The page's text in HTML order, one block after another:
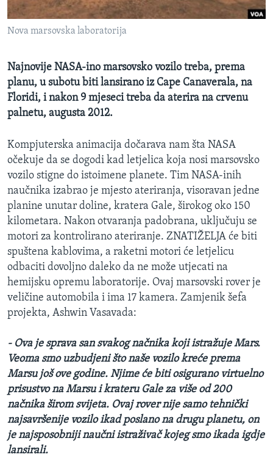
MAGAZIN
O GLASU AMERIKE
Learning English
PRATITE NAS
Jezici
Nova marsovska laboratorija
Najnovije NASA-ino marsovsko vozilo treba, prema
planu, u subotu biti lansirano iz Cape Canaverala, na
Floridi, i nakon 9 mjeseci treba da aterira na crvenu
palnetu, augusta 2012.
Kompjuterska animacija dočarava nam šta NASA
očekuje da se dogodi kad letjelica koja nosi marsovsko
vozilo stigne do istoimene planete. Tim NASA-inih
naučnika izabrao je mjesto ateriranja, visoravan jedne
planine unutar doline, kratera Gale, širokog oko 150
kilometara. Nakon otvaranja padobrana, uključuju se
motori za kontrolirano ateriranje. ZNATIŽELJA će biti
spuštena kablovima, a raketni motori će letjelicu
odbaciti dovoljno daleko da ne može utjecati na
hemijsku opremu laboratorije. Ovaj marsovski rover je
veličine automobila i ima 17 kamera. Zamjenik šefa
projekta, Ashwin Vasavada:
- Ova je sprava san svakog načnika koji istražuje Mars.
Veoma smo uzbudjeni što naše vozilo kreće prema
Marsu još ove godine. Njime će biti osigurano virtuelno
prisustvo na Marsu i krateru Gale za više od 200
načnika širom svijeta. Ovaj rover nije samo tehnički
najsavršenije vozilo ikad poslano na drugu planetu, on
je najsposobniji naučni istraživač kojeg smo ikada igdje
lansirali.